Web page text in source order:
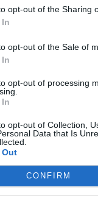
opt-out of the Sharing
opt-out of the Sale of
opt-out of processing
opt-out of Collection,
Data that Is
CONFIRM